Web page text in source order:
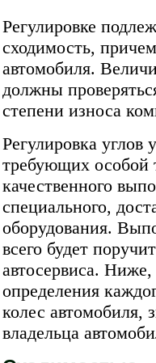
Регулировке
сходимость,
автомобиля.
должны
степени износа
Регулировка углов
требующих особой
качественного
специального,
оборудования.
всего будет
автосервиса.
определения
колес автомобиля,
владельца